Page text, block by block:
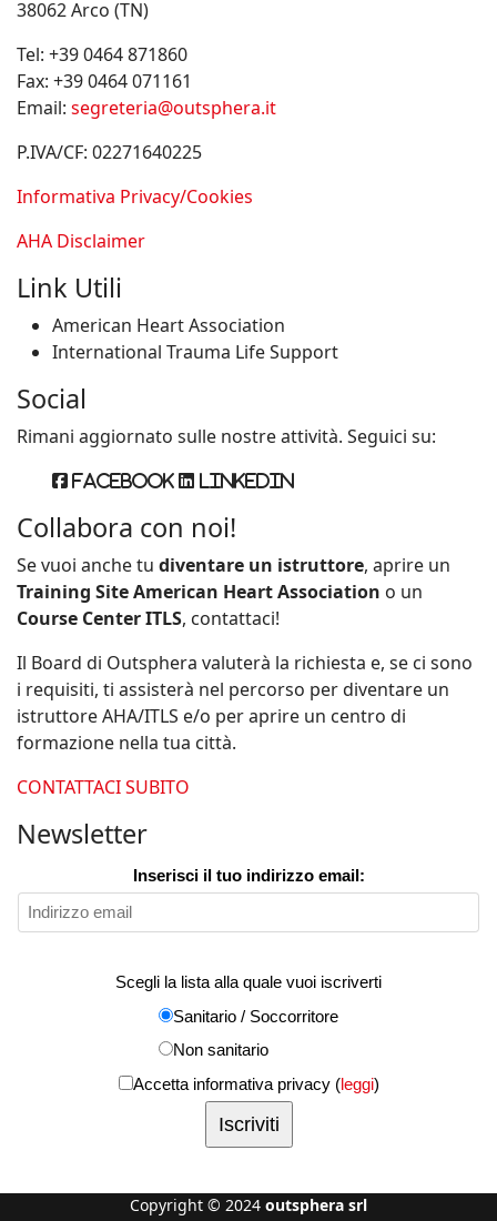
38062 Arco (TN)
Tel: +39 0464 871860
Fax: +39 0464 071161
Email: segreteria@outsphera.it
P.IVA/CF: 02271640225
Informativa Privacy/Cookies
AHA Disclaimer
Link Utili
American Heart Association
International Trauma Life Support
Social
Rimani aggiornato sulle nostre attività. Seguici su:
Facebook Linkedin
Collabora con noi!
Se vuoi anche tu diventare un istruttore, aprire un
Training Site American Heart Association o un
Course Center ITLS, contattaci!
Il Board di Outsphera valuterà la richiesta e, se ci sono
i requisiti, ti assisterà nel percorso per diventare un
istruttore AHA/ITLS e/o per aprire un centro di
formazione nella tua città.
CONTATTACI SUBITO
Newsletter
Inserisci il tuo indirizzo email:
Scegli la lista alla quale vuoi iscriverti
Sanitario / Soccorritore
Non sanitario
Accetta informativa privacy (leggi)
Copyright © 2024 outsphera srl